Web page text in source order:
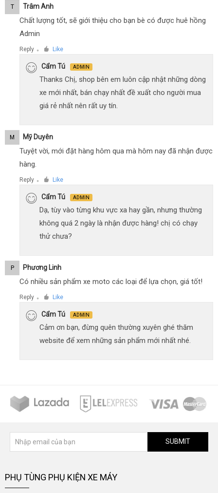
T Trâm Anh
Chất lượng tốt, sẽ giới thiệu cho bạn bè có được huê hồng
Admin
Reply ● Like
Cẩm Tú ADMIN
Thanks Chị, shop bên em luôn cập nhật những dòng
xe mới nhất, bán chạy nhất đề xuất cho người mua
giá rẻ nhất nên rất uy tín.
M Mỹ Duyên
Tuyệt vời, mới đặt hàng hôm qua mà hôm nay đã nhận được
hàng.
Reply ● Like
Cẩm Tú ADMIN
Dạ, tùy vào từng khu vực xa hay gần, nhưng thường
không quá 2 ngày là nhận được hàng! chị có chạy
thử chưa?
P Phương Linh
Có nhiều sản phẩm xe moto các loại để lựa chọn, giá tốt!
Reply ● Like
Cẩm Tú ADMIN
Cảm ơn bạn, đừng quên thường xuyên ghé thăm
website để xem những sản phẩm mới nhất nhé.
SUBMIT
PHỤ TÙNG PHỤ KIỆN XE MÁY